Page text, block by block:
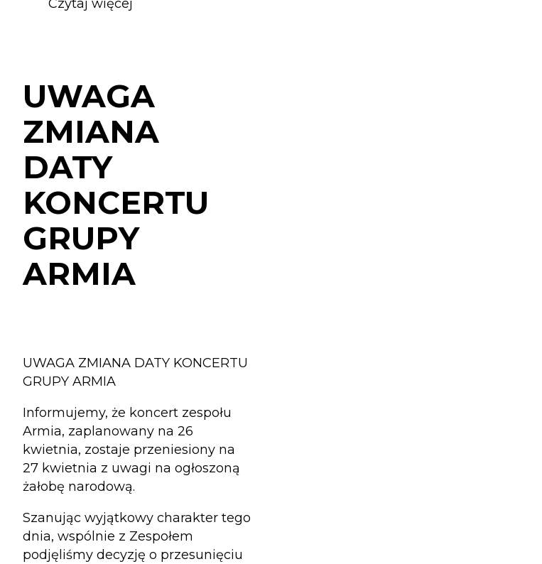
Czytaj więcej
GRUPY
UWAGA
ZMIANA
DATY
KONCERTU
GRUPY
ARMIA
UWAGA ZMIANA DATY KONCERTU
GRUPY ARMIA
Informujemy, że koncert zespołu
Armia, zaplanowany na 26
kwietnia, zostaje przeniesiony na
27 kwietnia z uwagi na ogłoszoną
żałobę narodową.
Szanując wyjątkowy charakter tego
dnia, wspólnie z Zespołem
podjęliśmy decyzję o przesunięciu